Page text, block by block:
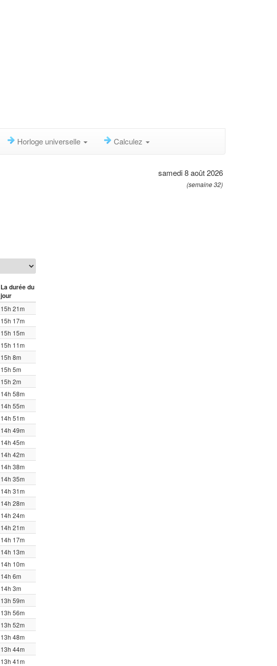
Horloge universelle Calculez
samedi 8 août 2026
(semaine 32)
La durée du
jour
15h 21m
15h 17m
15h 15m
15h 11m
15h 8m
15h 5m
15h 2m
14h 58m
14h 55m
14h 51m
14h 49m
14h 45m
14h 42m
14h 38m
14h 35m
14h 31m
14h 28m
14h 24m
14h 21m
14h 17m
14h 13m
14h 10m
14h 6m
14h 3m
13h 59m
13h 56m
13h 52m
13h 48m
13h 44m
13h 41m